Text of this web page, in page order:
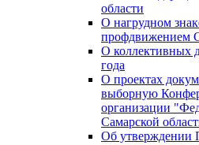
области
О нагрудном
профдвижением
О коллективных
года
О проектах
выборную
организации
Самарской
Об утверждении